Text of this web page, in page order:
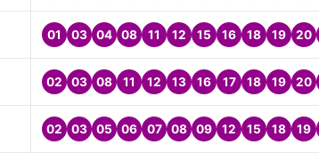
01 03 04 08 11 12 15 16 18 19 20
02 03 08 11 12 13 16 17 18 19 20
02 03 05 06 07 08 09 12 15 18 19